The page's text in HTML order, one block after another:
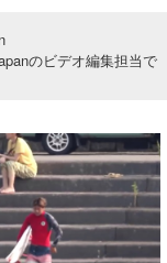
ールのビデオ編集担当で